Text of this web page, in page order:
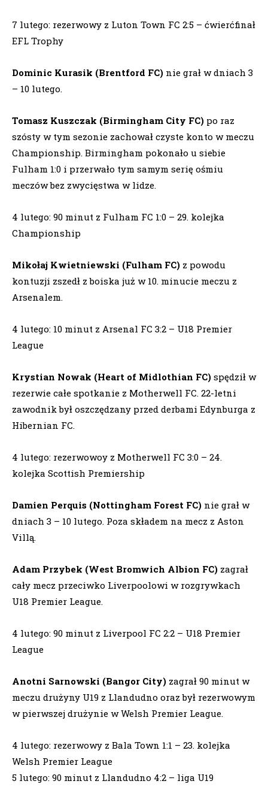
7 lutego: rezerwowy z Luton Town FC 2:5 – ćwierćfinał
EFL Trophy
Dominic Kurasik (Brentford FC) nie grał w dniach 3
– 10 lutego.
Tomasz Kuszczak (Birmingham City FC) po raz
szósty w tym sezonie zachował czyste konto w meczu
Championship. Birmingham pokonało u siebie
Fulham 1:0 i przerwało tym samym serię ośmiu
meczów bez zwycięstwa w lidze.
4 lutego: 90 minut z Fulham FC 1:0 – 29. kolejka
Championship
Mikołaj Kwietniewski (Fulham FC) z powodu
kontuzji zszedł z boiska już w 10. minucie meczu z
Arsenalem.
4 lutego: 10 minut z Arsenal FC 3:2 – U18 Premier
League
Krystian Nowak (Heart of Midlothian FC) spędził w
rezerwie całe spotkanie z Motherwell FC. 22-letni
zawodnik był oszczędzany przed derbami Edynburga z
Hibernian FC.
4 lutego: rezerwowoy z Motherwell FC 3:0 – 24.
kolejka Scottish Premiership
Damien Perquis (Nottingham Forest FC) nie grał w
dniach 3 – 10 lutego. Poza składem na mecz z Aston
Villą.
Adam Przybek (West Bromwich Albion FC) zagrał
cały mecz przeciwko Liverpoolowi w rozgrywkach
U18 Premier League.
4 lutego: 90 minut z Liverpool FC 2:2 – U18 Premier
League
Anotni Sarnowski (Bangor City) zagrał 90 minut w
meczu drużyny U19 z Llandudno oraz był rezerwowym
w pierwszej drużynie w Welsh Premier League.
4 lutego: rezerwowy z Bala Town 1:1 – 23. kolejka
Welsh Premier League
5 lutego: 90 minut z Llandudno 4:2 – liga U19